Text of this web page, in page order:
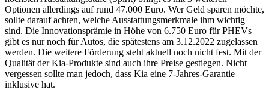
Optionen allerdings auf rund 47.000 Euro. Wer Geld sparen möchte,
sollte darauf achten, welche Ausstattungsmerkmale ihm wichtig
sind. Die Innovationsprämie in Höhe von 6.750 Euro für PHEVs
gibt es nur noch für Autos, die spätestens am 3.12.2022 zugelassen
werden. Die weitere Förderung steht aktuell noch nicht fest. Mit der
Qualität der Kia-Produkte sind auch ihre Preise gestiegen. Nicht
vergessen sollte man jedoch, dass Kia eine 7-Jahres-Garantie
inklusive hat.